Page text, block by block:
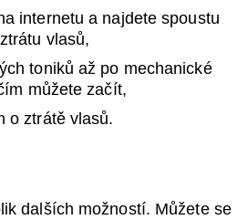
internetu a najdete spoustu
vlasů,
toniků až po mechanické
můžete začít,
o ztrátě vlasů.
dalších možností. Můžete se